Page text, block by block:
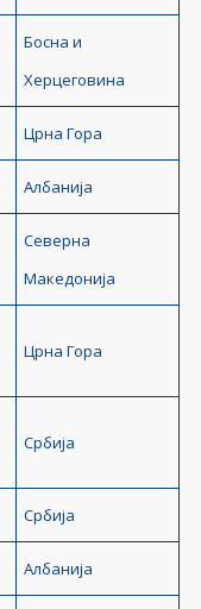
Босна и
Херцеговина
Црна Гора
Албанија
Северна
Македонија
Црна Гора
Србија
Србија
Албанија